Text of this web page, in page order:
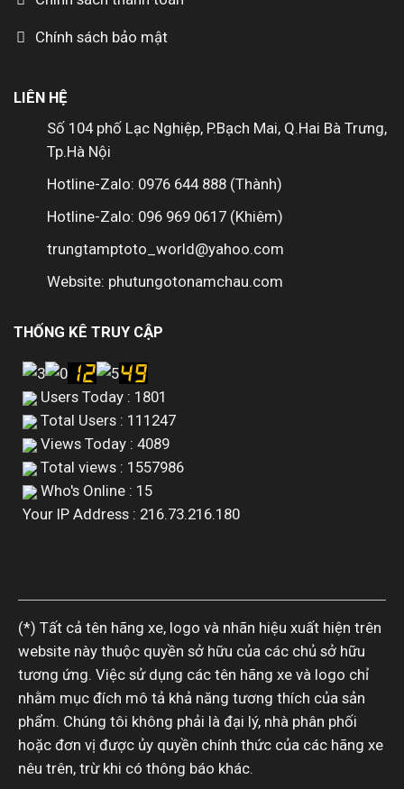
Chính sách bảo mật
LIÊN HỆ
Số 104 phố Lạc Nghiệp, P.Bạch Mai, Q.Hai Bà Trưng,
Tp.Hà Nội
Hotline-Zalo: 0976 644 888 (Thành)
Hotline-Zalo: 096 969 0617 (Khiêm)
trungtamptoto_world@yahoo.com
Website: phutungotonamchau.com
THỐNG KÊ TRUY CẬP
Users Today : 1801
Total Users : 111247
Views Today : 4089
Total views : 1557986
Who's Online : 15
Your IP Address : 216.73.216.180
(*) Tất cả tên hãng xe, logo và nhãn hiệu xuất hiện trên
website này thuộc quyền sở hữu của các chủ sở hữu
tương ứng. Việc sử dụng các tên hãng xe và logo chỉ
nhằm mục đích mô tả khả năng tương thích của sản
phẩm. Chúng tôi không phải là đại lý, nhà phân phối
hoặc đơn vị được ủy quyền chính thức của các hãng xe
nêu trên, trừ khi có thông báo khác.